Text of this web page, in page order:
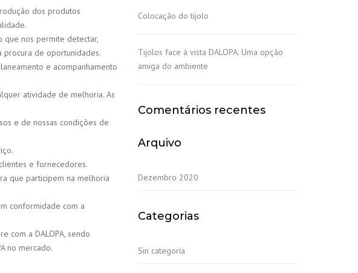
dos produtos
que nos permite detectar,
procura de oportunidades.
e acompanhamento
atividade de melhoria. As
e de nossas condições de
e fornecedores.
que participem na melhoria
conformidade com a
com a DALOPA, sendo
no mercado.
Colocação do tijolo
Tijolos face à vista DALOPA: Uma opção
amiga do ambiente
Comentários recentes
Arquivo
Dezembro 2020
Categorias
Sin categoría